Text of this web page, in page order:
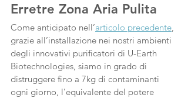
Erretre Zona Aria Pulita
Come anticipato nell’articolo precedente
grazie all’installazione nei nostri ambienti
degli innovativi purificatori di U-Earth
Biotechnologies, siamo in grado di
distruggere fino a 7kg di contaminanti
ogni giorno, l’equivalente del potere